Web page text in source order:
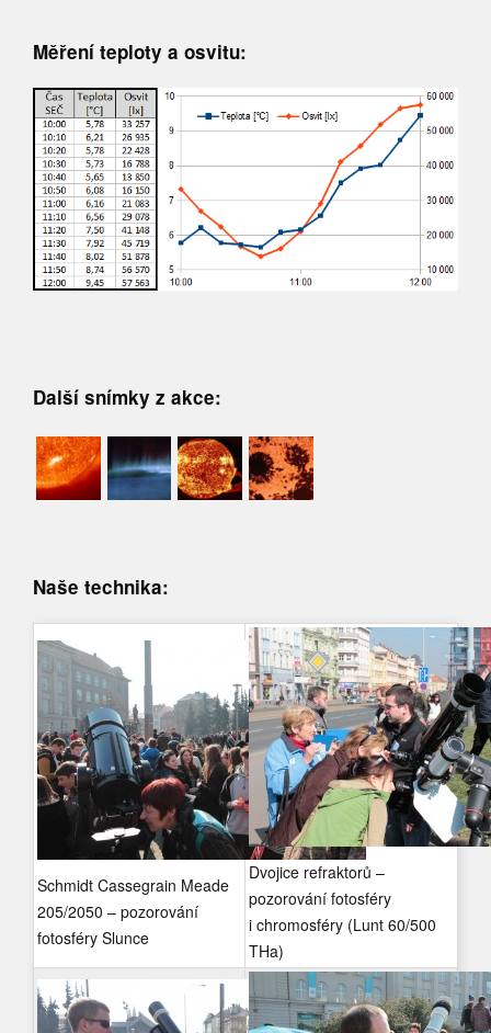
Měření teploty a osvitu:
Další snímky z akce:
Naše technika:
Schmidt Cassegrain Meade
205/2050 – pozorování
fotosféry Slunce
Dvojice refraktorů –
pozorování fotosféry
i chromosféry (Lunt 60/500
THa)